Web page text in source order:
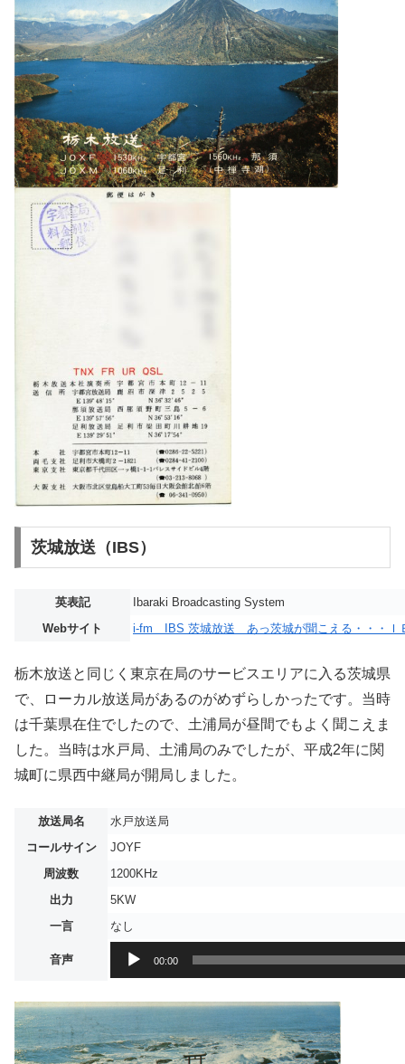
茨城放送（IBS）
英表記
Ibaraki Broadcasting System
Webサイト
i-fm IBS 茨城放送 あっ茨城が聞こえる・・・Ｉ
栃木放送と同じく東京在局のサービスエリアに入る茨城県
で、ローカル放送局があるのがめずらしかったです。当時
は千葉県在住でしたので、土浦局が昼間でもよく聞こえま
した。当時は水戸局、土浦局のみでしたが、平成2年に関
城町に県西中継局が開局しました。
放送局名
水戸放送局
コールサイン
JOYF
周波数
1200KHz
出力
5KW
一言
なし
音声
レ
ー
ヤ
00:00